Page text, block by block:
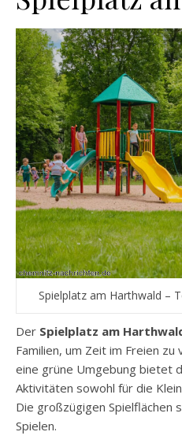
Spielplatz am Harthwald –
Der Spielplatz am
Familien, um Zeit im Freien
eine grüne Umgebung bietet
Aktivitäten sowohl für die
Die großzügigen Spielflächen
Spielen.